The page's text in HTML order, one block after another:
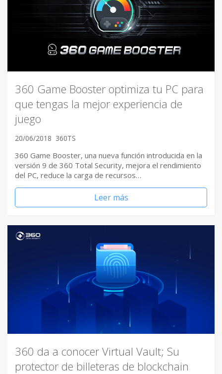
360 Game Booster optimiza tu PC para
que tengas la mejor experiencia de
juego
20/06/2018 360TS
360 Game Booster, una nueva función introducida en la
versión 9 de 360 Total Security, mejora el rendimiento
del PC, reduce la carga de recursos…
Leer más
360 da a conocer Virtual Vault; Su
protector de billeteras de blockchain